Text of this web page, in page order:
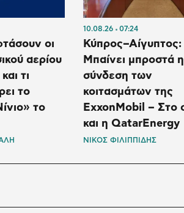
οι
αερίου
τι
το
το
10.08.26 07:24
Κύπρος–Αίγυπτος:
Μπαίνει μπροστά η
σύνδεση των
κοιτασμάτων της
ExxonMobil – Στο
και η QatarEnergy
ΝΙΚΟΣ ΦΙΛΙΠΠΙΔΗΣ